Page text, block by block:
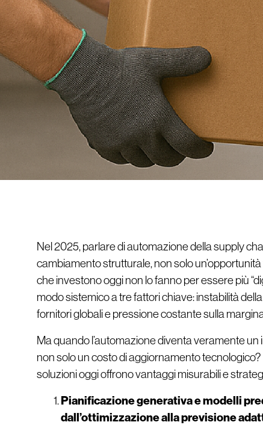
Nel 2025, parlare di automazione della supply
cambiamento strutturale, non solo
che investono oggi non lo fanno per essere più
modo sistemico a tre fattori chiave: instabilità
fornitori globali e pressione costante sulla
Ma quando l’automazione diventa veramente
non solo un costo di aggiornamento
soluzioni oggi offrono vantaggi misurabili e
Pianificazione generativa e modelli
dall’ottimizzazione alla previsione